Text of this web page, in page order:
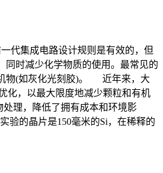
代集成电路设计规则是有效的，但
同时减少化学物质的使用。最常见的
机物(如灰化光刻胶)。 近年来，大
化，以最大限度地减少颗粒和有机
理，降低了拥有成本和环境影
验的晶片是150毫米的Si，在稀释的